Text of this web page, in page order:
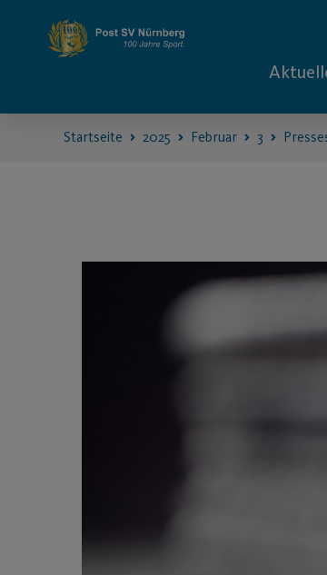
Startseite 2025 Februar 3